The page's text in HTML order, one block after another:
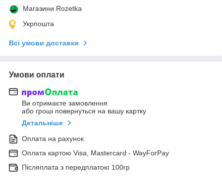
Магазини Rozetka
Укрпошта
Всі умови доставки
Умови оплати
Ви отримаєте замовлення
або гроші повернуться на вашу картку
Детальніше
Оплата на рахунок
Оплата картою Visa, Mastercard - WayForPay
Післяплата з передплатою 100гр